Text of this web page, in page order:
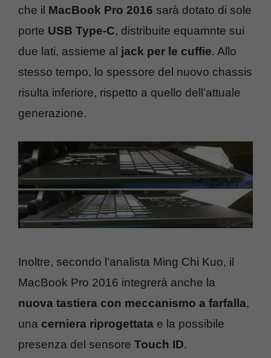
che il MacBook Pro 2016 sarà dotato di sole
porte USB Type-C, distribuite equamnte sui
due lati, assieme al jack per le cuffie. Allo
stesso tempo, lo spessore del nuovo chassis
risulta inferiore, rispetto a quello dell’attuale
generazione.
Inoltre, secondo l’analista Ming Chi Kuo, il
MacBook Pro 2016 integrerà anche la
nuova tastiera con meccanismo a farfalla,
una cerniera riprogettata e la possibile
presenza del sensore Touch ID.